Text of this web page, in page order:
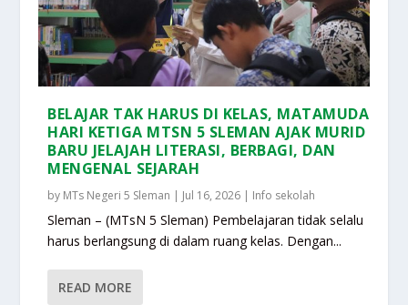
BELAJAR TAK HARUS DI KELAS, MATAMUDA
HARI KETIGA MTSN 5 SLEMAN AJAK MURID
BARU JELAJAH LITERASI, BERBAGI, DAN
MENGENAL SEJARAH
by MTs Negeri 5 Sleman | Jul 16, 2026 | Info sekolah
Sleman – (MTsN 5 Sleman) Pembelajaran tidak selalu
harus berlangsung di dalam ruang kelas. Dengan...
READ MORE